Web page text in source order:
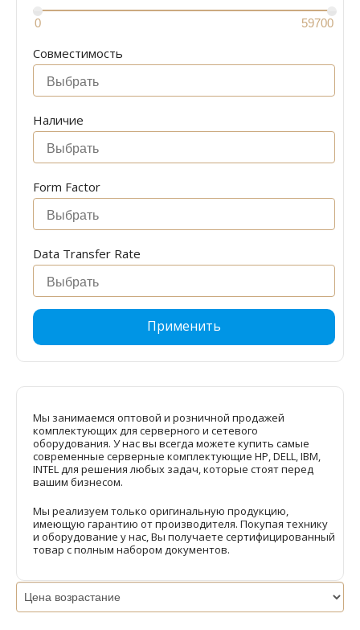
Совместимость
Наличие
Form Factor
Data Transfer Rate
Применить
Мы занимаемся оптовой и розничной продажей
комплектующих для серверного и сетевого
оборудования. У нас вы всегда можете купить самые
современные серверные комплектующие HP, DELL, IBM,
INTEL для решения любых задач, которые стоят перед
вашим бизнесом.
Мы реализуем только оригинальную продукцию,
имеющую гарантию от производителя. Покупая технику
и оборудование у нас, Вы получаете сертифицированный
товар с полным набором документов.